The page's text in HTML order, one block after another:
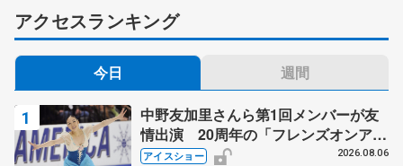
アクセスランキング
今日 週間
中野友加里さんら第1回メンバーが友
情出演 20周年の「フレンズオンアイ
ス」 宮本賢二さん、有川梨絵さん、
アイスショー 2026.08.06